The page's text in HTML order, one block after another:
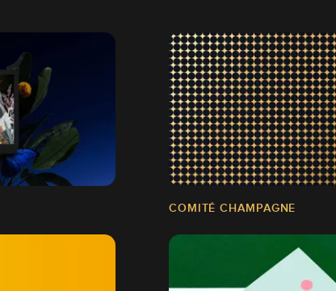
COMITÉ CHAMPAGNE